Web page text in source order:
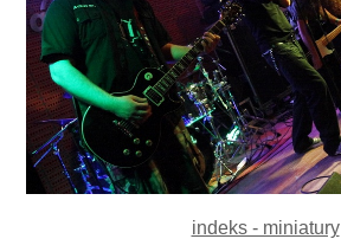
indeks - miniatury